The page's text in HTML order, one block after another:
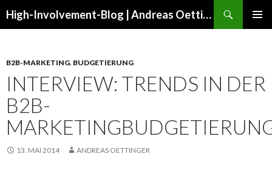
High-Involvement-Blog | Andreas Oettinger
B2B-MARKETING, BUDGETIERUNG
INTERVIEW: TRENDS IN DER
B2B-
13. MAI 2014 ANDREAS OETTINGER